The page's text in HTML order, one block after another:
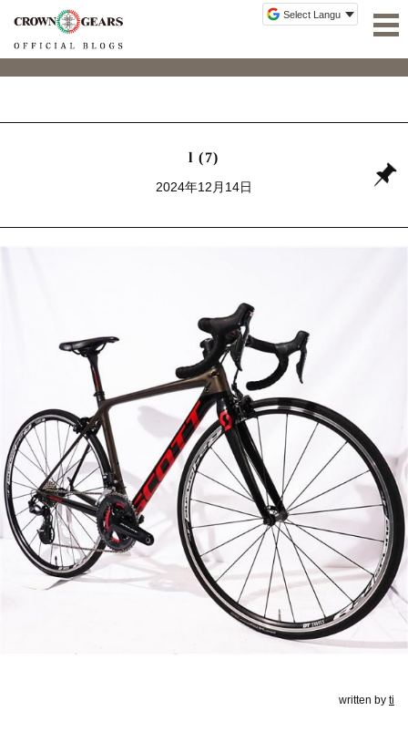
l (7)
2024年12月14日
written by ti